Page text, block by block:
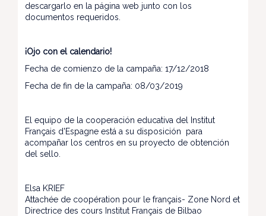
descargarlo en la página web junto con los
documentos requeridos.
¡Ojo con el calendario!
Fecha de comienzo de la campaña: 17/12/2018
Fecha de fin de la campaña: 08/03/2019
El equipo de la cooperación educativa del Institut
Français d'Espagne está a su disposición para
acompañar los centros en su proyecto de obtención
del sello.
Elsa KRIEF
Attachée de coopération pour le français- Zone Nord et
Directrice des cours Institut Français de Bilbao